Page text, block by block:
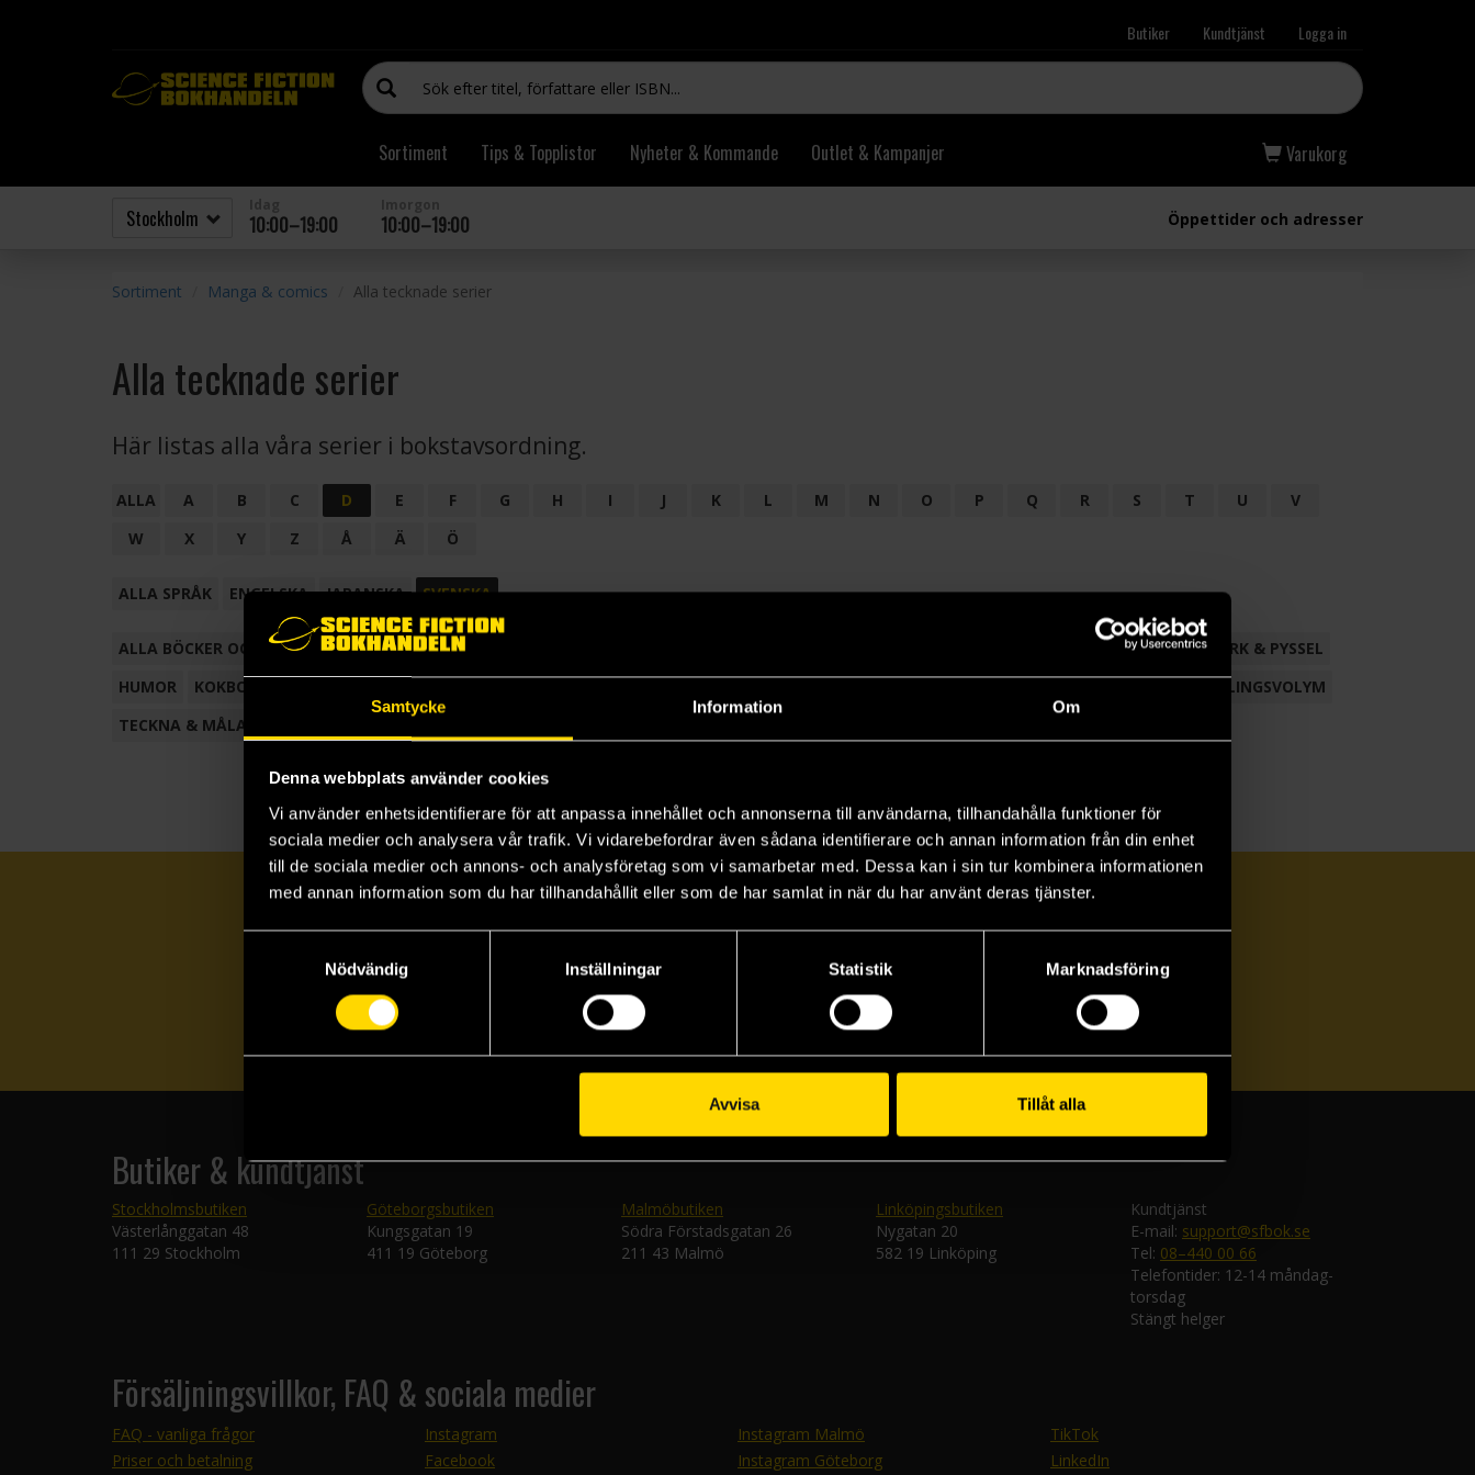
Samtycke Information Om
Denna webbplats använder cookies
Vi använder enhetsidentifierare för att anpassa innehållet och annonserna till användarna, tillhandahålla funktioner för
sociala medier och analysera vår trafik. Vi vidarebefordrar även sådana identifierare och annan information från din enhet
till de sociala medier och annons- och analysföretag som vi samarbetar med. Dessa kan i sin tur kombinera informationen
med annan information som du har tillhandahållit eller som de har samlat in när du har använt deras tjänster.
Nödvändig
Inställningar Statistik Marknadsföring
Avvisa Tillåt alla
Butiker Kundtjänst Logga in
Sortiment Tips & Topplistor Nyheter & Kommande Outlet & Kampanjer Varukorg
10:00–19:00 10:00–19:00 Öppettider och adresser
Sortiment Manga & comics Alla tecknade serier
Alla tecknade serier
Här listas alla våra serier i bokstavsordning.
ALLA A B C D E F G H I J K L M N O P Q R S T U
V
W
X Y Z Å Ä Ö
ALLA SPRÅK ENGELSKA JAPANSKA SVENSKA
ALLA BÖCKER OCH TECKNADE SERIER ANTOLOGI FACKLITTERATUR
HANTVERK & PYSSEL
HUMOR
KOKBOK
SAMLINGSVOLYM
TECKNA & MÅLA
Prenumerera på vårt nyhetsbrev
Butiker & kundtjänst
Stockholmsbutiken
Västerlånggatan 48
111 29 Stockholm
Göteborgsbutiken
Kungsgatan 19
411 19 Göteborg
Malmöbutiken
Södra Förstadsgatan 26
211 43 Malmö
Linköpingsbutiken
Nygatan 20
582 19 Linköping
Kundtjänst
E-mail: support@sfbok.se
Tel: 08–440 00 66
Telefontider: 12-14 måndag-
torsdag
Stängt helger
Försäljningsvillkor, FAQ & sociala medier
FAQ - vanliga frågor
Priser och betalning
Instagram
Facebook
Instagram Malmö
Instagram Göteborg
TikTok
LinkedIn